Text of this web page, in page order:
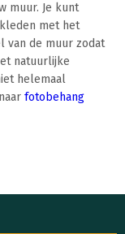
muur. Je kunt
met het
van de muur zodat
natuurlijke
helemaal
fotobehang